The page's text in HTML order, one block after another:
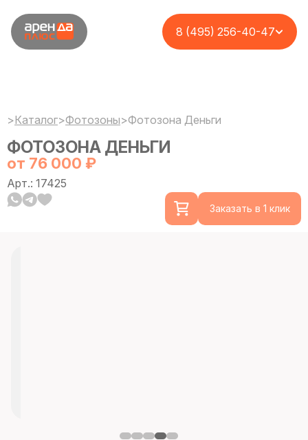
8 (495) 256-40-47
>Каталог>Фотозоны>Фотозона Деньги
ФОТОЗОНА ДЕНЬГИ
от 76 000 ₽
Арт.: 17425
Заказать в 1 клик